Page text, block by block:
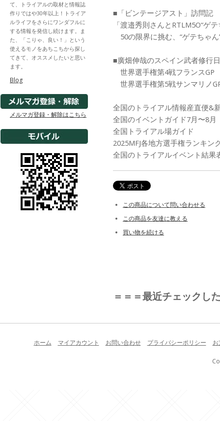
■「ビンテージアスト」訪問
「渡邉秀則さんとRTLM5O“ゲ
50の限界に挑む、“ゲテちゃん
■廣畑伸哉のスペイン武者修行
世界選手権第4戦フランスGP
世界選手権第5戦サンマリノ
全国のトライアル情報産直便&
全国のイベントガイド7月〜8月
全国トライアル場ガイド
2025MFJ各地方選手権ランキン
全国のトライアルイベント結果
この商品について問い合わせる
この商品を友達に教える
買い物を続ける
＝＝＝最近チェックし
て、トライアルの取材と情報誌
作りではや30年以上！トライア
ルライフをさらにワンダフルに
する情報を発信し続けます。ま
た、「こりゃ、良い！」という
使えるモノをあちこちから探し
てきて、オススメしたいと思い
ます。
Blog
メルマガ登録・解除はこちら
ホーム マイアカウント お問い合わせ プライバシーポリシー